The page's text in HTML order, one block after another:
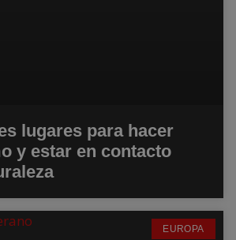
lugares para hacer
y estar en contacto
EUROPA